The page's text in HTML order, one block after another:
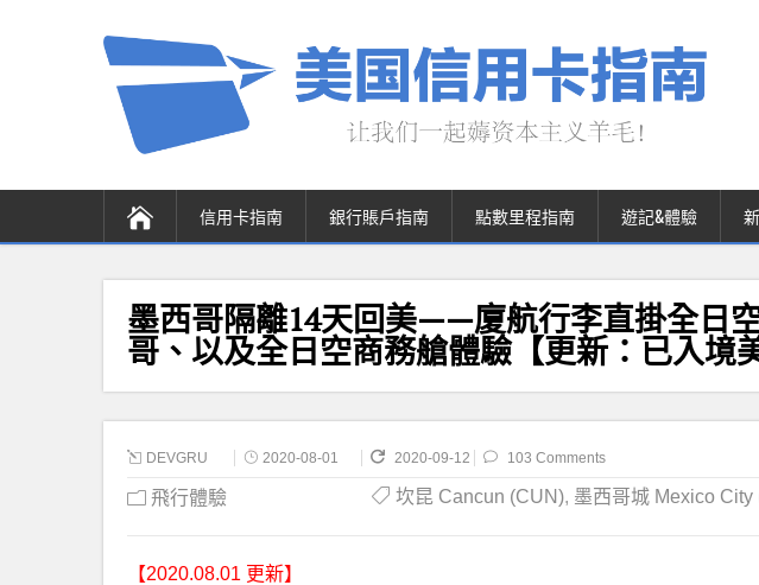
信用卡指南 銀行賬戶指南 點數里程指南 遊記&體驗
墨西哥隔離14天回美——廈航行李直掛全日
哥、以及全日空商務艙體驗【更新：已入境美
DEVGRU 2020-08-01 2020-09-12 103 Comments
飛行體驗 坎昆 Cancun (CUN), 墨西哥城 Mexico City
【2020.08.01 更新】